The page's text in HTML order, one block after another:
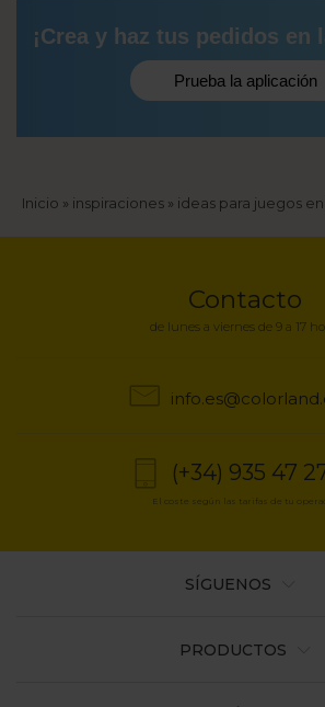
¡Crea y haz tus pedidos en
Prueba la aplicación
Sobrescribir
navegación
Inicio inspiraciones ideas para juegos
Contacto
de lunes a viernes de 9 a 17
(+34) 935 47
El coste según las tarifas de tu
PRODUCTOS
SÍGUENOS